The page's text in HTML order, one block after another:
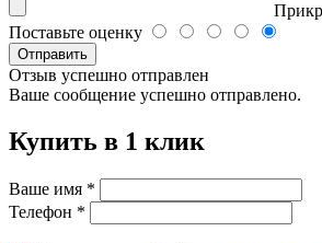
Поставьте оценку
Отправить
Отзыв успешно отправлен
Ваше сообщение успешно отправлено.
Купить в 1 клик
Ваше имя *
Телефон *